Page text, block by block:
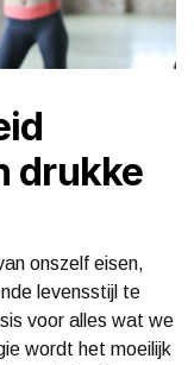
drukke
onszelf eisen,
levensstijl te
voor alles wat we
wordt het moeilijk